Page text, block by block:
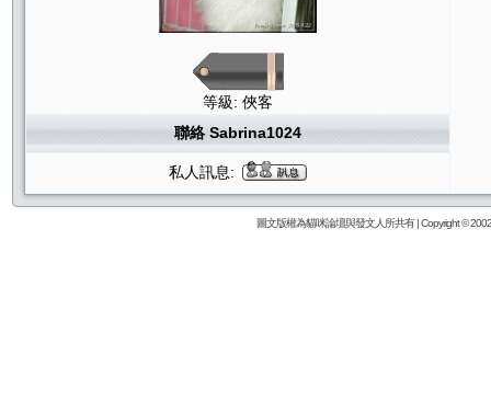
等級: 俠客
聯絡 Sabrina1024
私人訊息:
圖文版權為貓咪論壇與發文人所共有 | Copyright ©